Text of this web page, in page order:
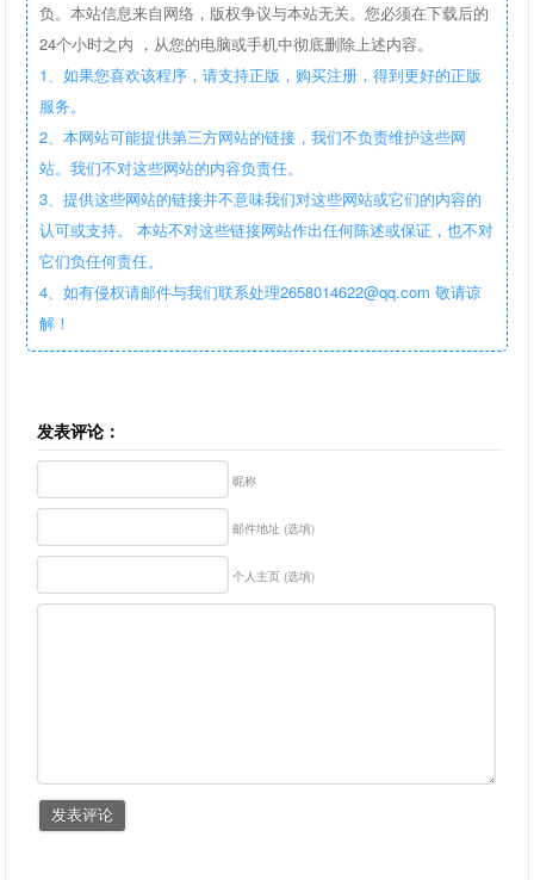
负。本站信息来自网络，版权争议与本站无关。您必须在下载后的
24个小时之内 ，从您的电脑或手机中彻底删除上述内容。
1、如果您喜欢该程序，请支持正版，购买注册，得到更好的正版
服务。
2、本网站可能提供第三方网站的链接，我们不负责维护这些网
站。我们不对这些网站的内容负责任。
3、提供这些网站的链接并不意味我们对这些网站或它们的内容的
认可或支持。 本站不对这些链接网站作出任何陈述或保证，也不对
它们负任何责任。
4、如有侵权请邮件与我们联系处理2658014622@qq.com 敬请谅
解！
发表评论：
昵称
邮件地址 (选填)
个人主页 (选填)